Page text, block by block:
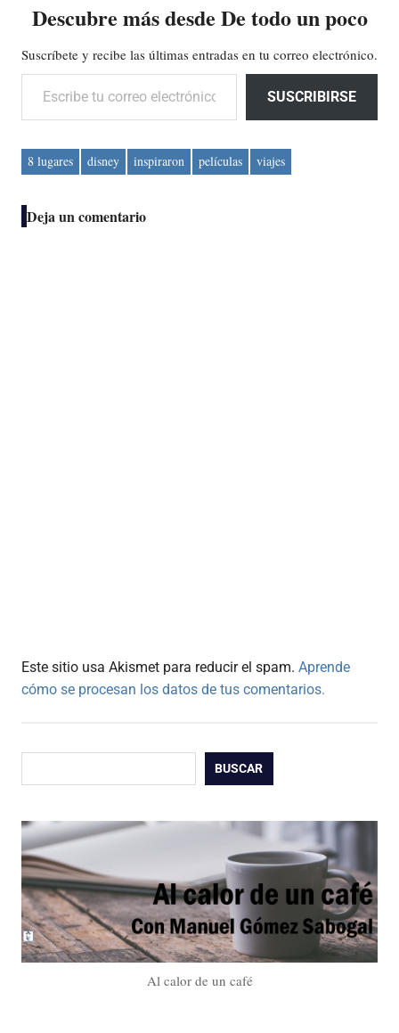
Descubre más desde De todo un poco
Suscríbete y recibe las últimas entradas en tu correo electrónico.
Escribe tu correo electrónico…
SUSCRIBIRSE
8 lugares disney inspiraron películas viajes
Deja un comentario
Este sitio usa Akismet para reducir el spam. Aprende
cómo se procesan los datos de tus comentarios.
BUSCAR
Al calor de un café